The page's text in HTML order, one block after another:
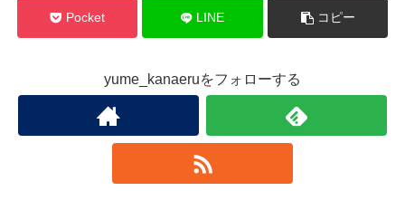
Pocket LINE コピー
yume_kanaeruをフォローする